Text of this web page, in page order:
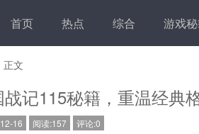
首页 热点 综合 游戏
正文
记115秘籍，重温经典
16 阅读:157 评论:0